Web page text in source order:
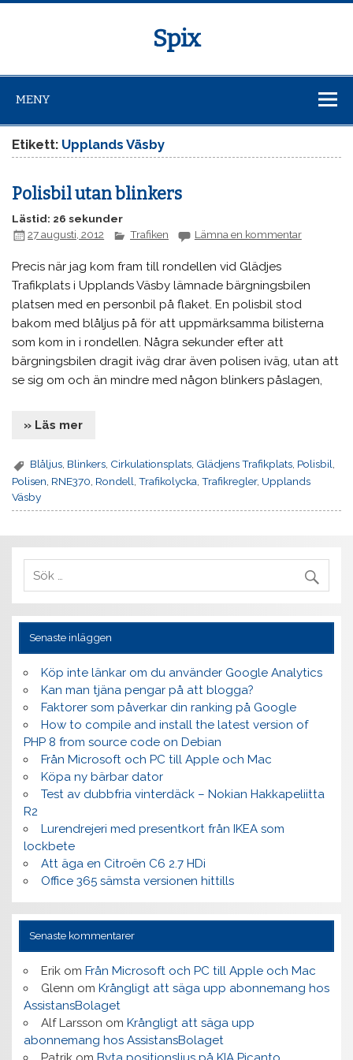
Spix
MENY
Etikett: Upplands Väsby
Polisbil utan blinkers
Lästid: 26 sekunder
27 augusti, 2012
Trafiken Lämna en kommentar
Precis när jag kom fram till rondellen vid Glädjes
Trafikplats i Upplands Väsby lämnade bärgningsbilen
platsen med en personbil på flaket. En polisbil stod
bakom med blåljus på för att uppmärksamma bilisterna
som kom in i rondellen. Några sekunder efter att
bärgningsbilen dragit iväg drar även polisen iväg, utan att
se sig om och än mindre med någon blinkers påslagen,
» Läs mer
Blåljus Blinkers Cirkulationsplats Glädjens Trafikplats Polisbil
Polisen RNE370 Rondell ,Trafikolycka ,Trafikregler, Upplands
Väsby
Senaste inläggen
Köp inte länkar om du använder Google Analytics
Kan man tjäna pengar på att blogga?
Faktorer som påverkar din ranking på Google
How to compile and install the latest version of
PHP 8 from source code on Debian
Från Microsoft och PC till Apple och Mac
Köpa ny bärbar dator
Test av dubbfria vinterdäck – Nokian Hakkapeliitta
R2
Lurendrejeri med presentkort från IKEA som
lockbete
Att äga en Citroën C6 2.7 HDi
Office 365 sämsta versionen hittills
Senaste kommentarer
Erikom Från Microsoft och PC till Apple och Mac
Glenn om Krångligt att säga upp abonnemang hos
AssistansBolaget
Alf Larsson om Krångligt att säga upp
abonnemang hos AssistansBolaget